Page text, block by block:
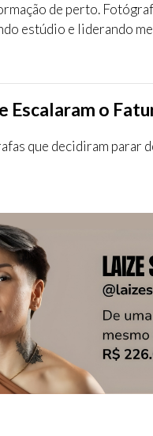
de perto.
estúdio e liderando
Escalaram o
que decidiram parar